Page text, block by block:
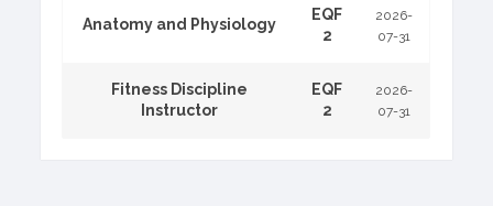
Anatomy and Physiology
EQF
2
2026-
07-31
Fitness Discipline
Instructor
EQF
2
2026-
07-31